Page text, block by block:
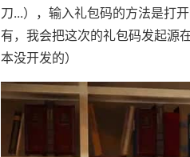
刀...），输入礼包码的方法是打
有，我会把这次的礼包码发起源
本没开发的）